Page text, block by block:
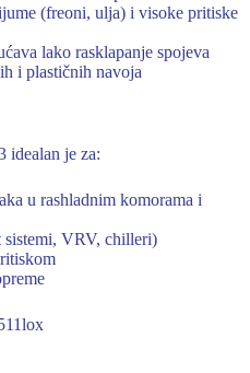
(freoni, ulja) i visoke pritiske
lako rasklapanje spojeva
i plastičnih navoja
je za:
u rashladnim komorama i
sistemi, VRV, chilleri)